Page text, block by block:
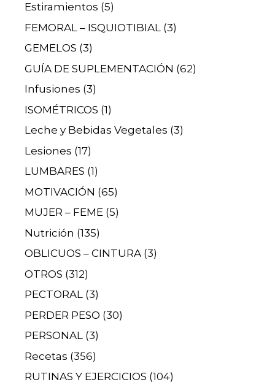
Estiramientos (5)
FEMORAL – ISQUIOTIBIAL (3)
GEMELOS (3)
GUÍA DE SUPLEMENTACIÓN (62)
Infusiones (3)
ISOMÉTRICOS (1)
Leche y Bebidas Vegetales (3)
Lesiones (17)
LUMBARES (1)
MOTIVACIÓN (65)
MUJER – FEME (5)
Nutrición (135)
OBLICUOS – CINTURA (3)
OTROS (312)
PECTORAL (3)
PERDER PESO (30)
PERSONAL (3)
Recetas (356)
RUTINAS Y EJERCICIOS (104)